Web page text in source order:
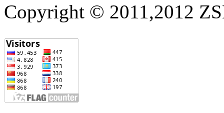
Copyright © 2011,2012